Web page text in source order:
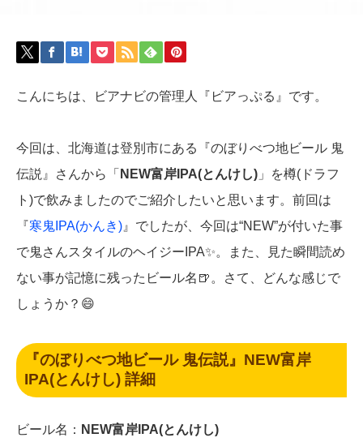
こんにちは、ビアナビの管理人『ビアっぷる』です。
今回は、北海道は登別市にある『のぼりべつ地ビール 鬼
伝説』さんから「 NEW富岸IPA(とんけし) 」を樽(ドラフ
ト)で飲みましたのでご紹介したいと思います。前回は
『寒鬼IPA(かんき) 』でしたが、今回は“NEW”が付いた事
で鬼さんスタイルのヘイジーIPA✨。また、見た瞬間読め
ない事が記憶に残ったビール名🍺。さて、どんな感じで
しょうか？😄
『のぼりべつ地ビール 鬼伝説』NEW富岸
IPA(とんけし) 詳細
ビール名： NEW富岸IPA(とんけし)